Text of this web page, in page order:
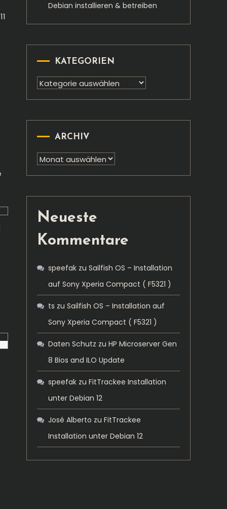
Debian installieren & betreiben
KATEGORIEN
Kategorien
ARCHIV
Archiv
Neueste
Kommentare
speefak zu Sailfish OS – Installation
auf Sony Xperia Compact ( F5321 )
ts zu Sailfish OS – Installation auf
Sony Xperia Compact ( F5321 )
Daten Schutz zu HP Microserver Gen
8 Bios and ILO Update
speefak zu FitTrackee Installation
unter Debian 12
José Alberto zu FitTrackee
Installation unter Debian 12